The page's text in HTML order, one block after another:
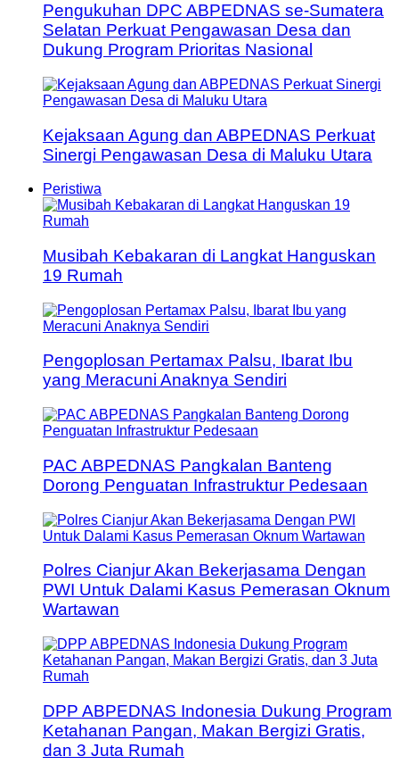
Pengukuhan DPC ABPEDNAS se-Sumatera
Selatan Perkuat Pengawasan Desa dan
Dukung Program Prioritas Nasional
Kejaksaan Agung dan ABPEDNAS Perkuat
Sinergi Pengawasan Desa di Maluku Utara
Peristiwa
Musibah Kebakaran di Langkat Hanguskan
19 Rumah
Pengoplosan Pertamax Palsu, Ibarat Ibu
yang Meracuni Anaknya Sendiri
PAC ABPEDNAS Pangkalan Banteng
Dorong Penguatan Infrastruktur Pedesaan
Polres Cianjur Akan Bekerjasama Dengan
PWI Untuk Dalami Kasus Pemerasan Oknum
Wartawan
DPP ABPEDNAS Indonesia Dukung Program
Ketahanan Pangan, Makan Bergizi Gratis,
dan 3 Juta Rumah